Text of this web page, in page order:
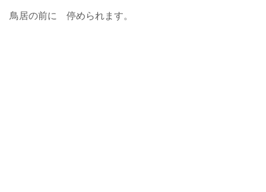
鳥居の前に 停められます。